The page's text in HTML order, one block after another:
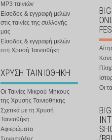
MP3 ταινιών
Είσοδος & εγγραφή μελών
στις ταινίες της συλλογής
μας
Είσοδος & εγγραφή μελών
στη Χρυσή Ταινιοθήκη
ΧΡΥΣΗ ΤΑΙΝΙΟΘΗΚΗ
Οι Ταινίες Μικρού Μήκους
της Χρυσής Ταινιοθήκης
Σχετικά με τη Χρυσή
Ταινιοθήκη
Αφιερώματα
Οι